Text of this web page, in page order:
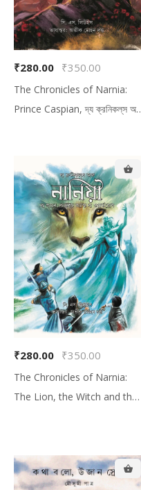
₹280.00 ₹350.00
The Chronicles of Narnia:
Prince Caspian, দ্য ক্রনিকল্‌‌স অফ
₹280.00 ₹350.00
The Chronicles of Narnia:
The Lion, the Witch and the